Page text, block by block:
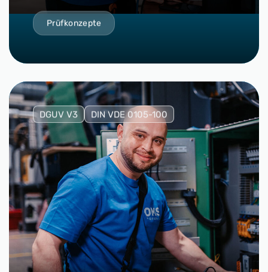
Prüfkonzepte
DGUV V3 DIN VDE 0105-100